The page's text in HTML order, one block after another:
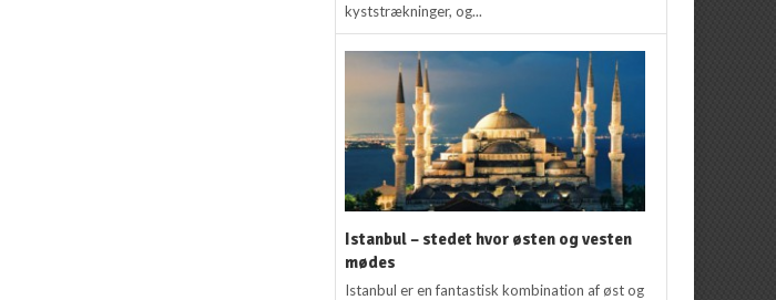
kyststrækninger, og...
Istanbul – stedet hvor østen og vesten
mødes
Istanbul er en fantastisk kombination af øst og